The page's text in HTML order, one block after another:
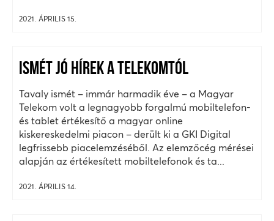
2021. ÁPRILIS 15.
ISMÉT JÓ HÍREK A TELEKOMTÓL
Tavaly ismét – immár harmadik éve – a Magyar
Telekom volt a legnagyobb forgalmú mobiltelefon-
és tablet értékesítő a magyar online
kiskereskedelmi piacon – derült ki a GKI Digital
legfrissebb piacelemzéséből. Az elemzőcég mérései
alapján az értékesített mobiltelefonok és ta...
2021. ÁPRILIS 14.